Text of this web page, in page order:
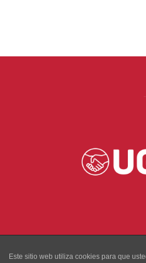
Este sitio web utiliza cookies para que